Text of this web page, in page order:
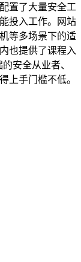
置了大量安全工
投入工作。网站
等多场景下的适
也提供了课程入
安全从业者、
上手门槛不低。